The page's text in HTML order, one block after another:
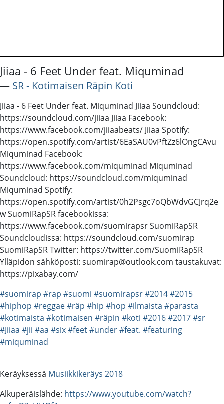
Jiiaa - 6 Feet Under feat. Miquminad
― SR - Kotimaisen Räpin Koti
Jiiaa - 6 Feet Under feat. Miquminad Jiiaa Soundcloud:
https://soundcloud.com/jiiaa Jiiaa Facebook:
https://www.facebook.com/jiiaabeats/ Jiiaa Spotify:
https://open.spotify.com/artist/6EaSAU0vPftZz6lOngCAvu
Miquminad Facebook:
https://www.facebook.com/miquminad Miquminad
Soundcloud: https://soundcloud.com/miquminad
Miquminad Spotify:
https://open.spotify.com/artist/0h2Psgc7oQbWdvGCJrq2e
w SuomiRapSR facebookissa:
https://www.facebook.com/suomirapsr SuomiRapSR
Soundcloudissa: https://soundcloud.com/suomirap
SuomiRapSR Twitter: https://twitter.com/SuomiRapSR
Ylläpidon sähköposti: suomirap@outlook.com taustakuvat:
https://pixabay.com/
#suomirap #rap #suomi #suomirapsr#2014#2015
#hiphop #reggae#räp #hip #hop #ilmaista #parasta
#kotimaista #kotimaisen #räpin #koti #2016#2017#sr
#Jiiaa #jii #aa #six#feet#under#feat. #featuring
#miquminad
Keräyksessä Musiikkikeräys 2018
Alkuperäislähde: https://www.youtube.com/watch?